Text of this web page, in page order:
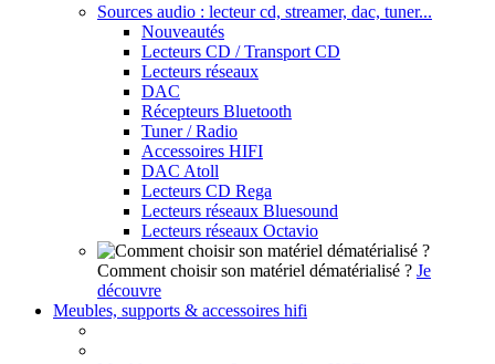
Sources audio : lecteur cd, streamer, dac, tuner...
Nouveautés
Lecteurs CD / Transport CD
Lecteurs réseaux
DAC
Récepteurs Bluetooth
Tuner / Radio
Accessoires HIFI
DAC Atoll
Lecteurs CD Rega
Lecteurs réseaux Bluesound
Lecteurs réseaux Octavio
Comment choisir son matériel dématérialisé ? Je
découvre
Meubles, supports & accessoires hifi